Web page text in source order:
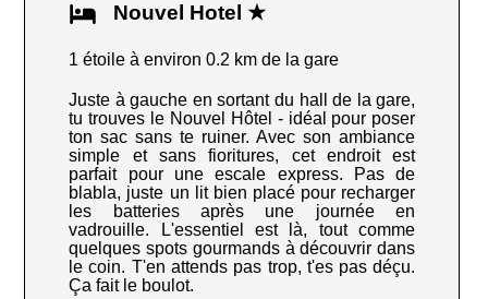
Nouvel Hotel ★
1 étoile à environ 0.2 km de la gare
Juste à gauche en sortant du hall de la gare,
tu trouves le Nouvel Hôtel - idéal pour poser
ton sac sans te ruiner. Avec son ambiance
simple et sans fioritures, cet endroit est
parfait pour une escale express. Pas de
blabla, juste un lit bien placé pour recharger
les batteries après une journée en
vadrouille. L'essentiel est là, tout comme
quelques spots gourmands à découvrir dans
le coin. T'en attends pas trop, t'es pas déçu.
Ça fait le boulot.